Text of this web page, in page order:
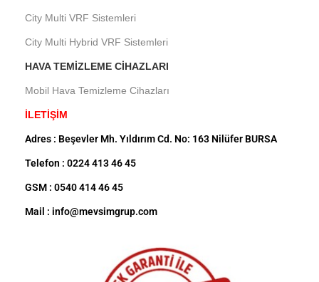
City Multi VRF Sistemleri
City Multi Hybrid VRF Sistemleri
HAVA TEMIZLEME CIHAZLARI
Mobil Hava Temizleme Cihazları
İLETİŞİM
Adres : Beşevler Mh. Yıldırım Cd. No: 163 Nilüfer BURSA
Telefon : 0224 413 46 45
GSM : 0540 414 46 45
Mail : info@mevsimgrup.com